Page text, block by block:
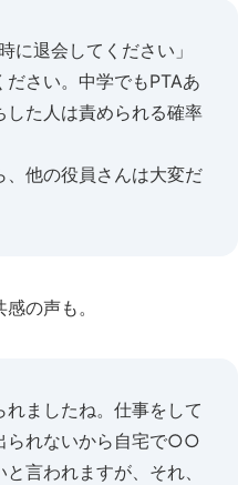
に退会してください」
ださい。中学でもPTAあ
した人は責められる確率
、他の役員さんは大変だ
の声も。
れましたね。仕事をして
られないから自宅で○○
言われますが、それ、